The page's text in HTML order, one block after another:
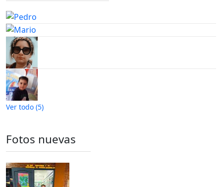
Ver todo (5)
Fotos nuevas